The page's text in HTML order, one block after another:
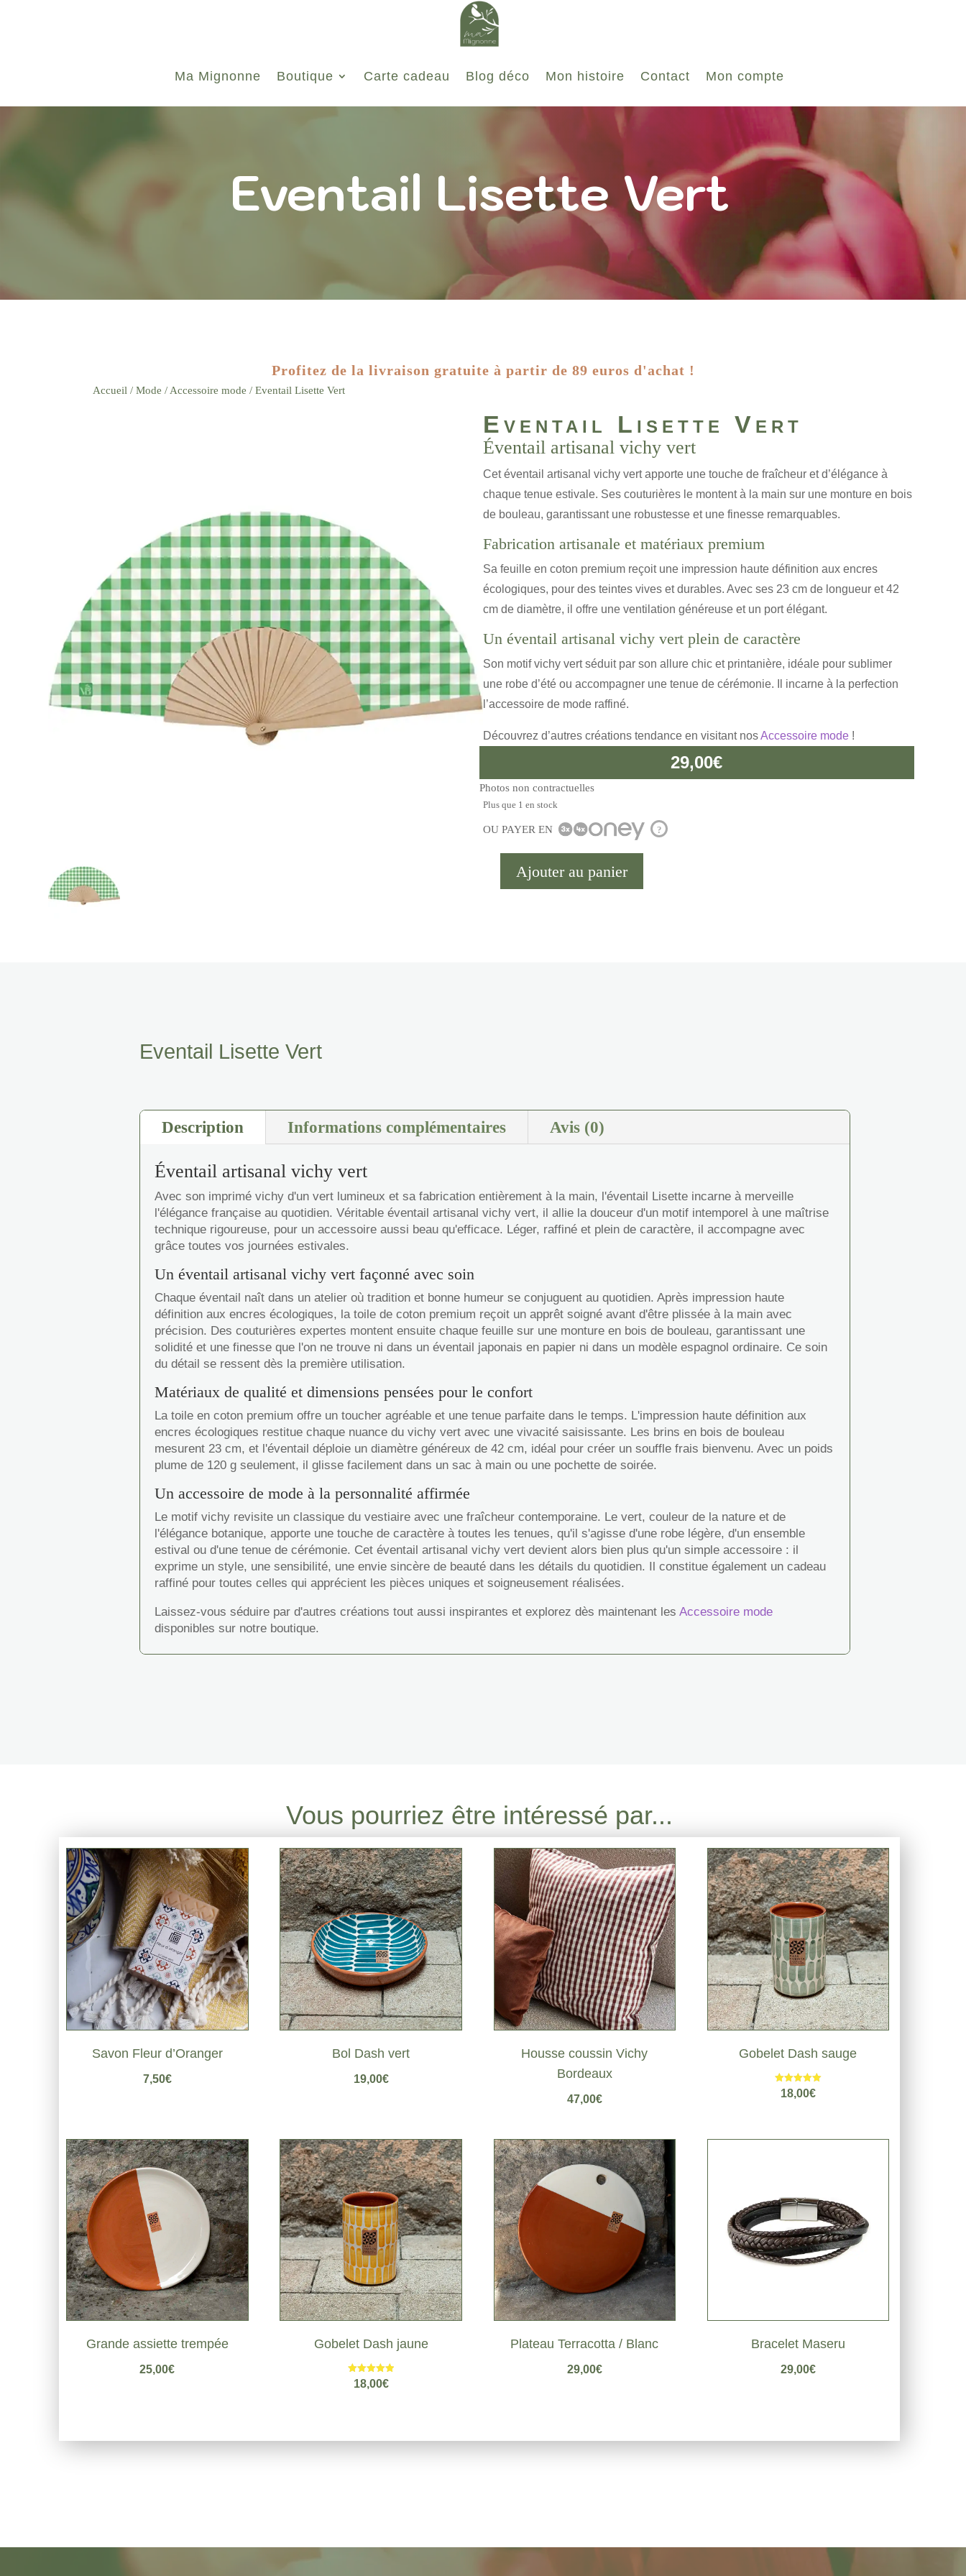
Ma Mignonne Boutique Carte cadeau Blog déco Mon histoire Contact Mon compte
Eventail Lisette Vert
Profitez de la livraison gratuite à partir de 89 euros d'achat !
Accueil /Mode / Accessoire mode / Eventail Lisette Vert
Eventail Lisette Vert
Éventail artisanal vichy vert
Cet éventail artisanal vichy vert apporte une touche de fraîcheur et d’élégance à
chaque tenue estivale. Ses couturières le montent à la main sur une monture en bois
de bouleau, garantissant une robustesse et une finesse remarquables.
Fabrication artisanale et matériaux premium
Sa feuille en coton premium reçoit une impression haute définition aux encres
écologiques, pour des teintes vives et durables. Avec ses 23 cm de longueur et 42
cm de diamètre, il offre une ventilation généreuse et un port élégant.
Un éventail artisanal vichy vert plein de caractère
Son motif vichy vert séduit par son allure chic et printanière, idéale pour sublimer
une robe d’été ou accompagner une tenue de cérémonie. Il incarne à la perfection
l’accessoire de mode raffiné.
Découvrez d’autres créations tendance en visitant nosAccessoire mode !
29,00€
Photos non contractuelles
Plus que 1 en stock
OU PAYER EN ?
Ajouter au panier
Eventail Lisette Vert
Description Informations complémentaires Avis (0)
Éventail artisanal vichy vert
Avec son imprimé vichy d'un vert lumineux et sa fabrication entièrement à la main, l'éventail Lisette incarne à merveille
l'élégance française au quotidien. Véritable éventail artisanal vichy vert, il allie la douceur d'un motif intemporel à une maîtrise
technique rigoureuse, pour un accessoire aussi beau qu'efficace. Léger, raffiné et plein de caractère, il accompagne avec
grâce toutes vos journées estivales.
Un éventail artisanal vichy vert façonné avec soin
Chaque éventail naît dans un atelier où tradition et bonne humeur se conjuguent au quotidien. Après impression haute
définition aux encres écologiques, la toile de coton premium reçoit un apprêt soigné avant d'être plissée à la main avec
précision. Des couturières expertes montent ensuite chaque feuille sur une monture en bois de bouleau, garantissant une
solidité et une finesse que l'on ne trouve ni dans un éventail japonais en papier ni dans un modèle espagnol ordinaire. Ce soin
du détail se ressent dès la première utilisation.
Matériaux de qualité et dimensions pensées pour le confort
La toile en coton premium offre un toucher agréable et une tenue parfaite dans le temps. L'impression haute définition aux
encres écologiques restitue chaque nuance du vichy vert avec une vivacité saisissante. Les brins en bois de bouleau
mesurent 23 cm, et l'éventail déploie un diamètre généreux de 42 cm, idéal pour créer un souffle frais bienvenu. Avec un poids
plume de 120 g seulement, il glisse facilement dans un sac à main ou une pochette de soirée.
Un accessoire de mode à la personnalité affirmée
Le motif vichy revisite un classique du vestiaire avec une fraîcheur contemporaine. Le vert, couleur de la nature et de
l'élégance botanique, apporte une touche de caractère à toutes les tenues, qu'il s'agisse d'une robe légère, d'un ensemble
estival ou d'une tenue de cérémonie. Cet éventail artisanal vichy vert devient alors bien plus qu'un simple accessoire : il
exprime un style, une sensibilité, une envie sincère de beauté dans les détails du quotidien. Il constitue également un cadeau
raffiné pour toutes celles qui apprécient les pièces uniques et soigneusement réalisées.
Laissez-vous séduire par d'autres créations tout aussi inspirantes et explorez dès maintenant les Accessoire mode
disponibles sur notre boutique.
Vous pourriez être intéressé par...
Savon Fleur d’Oranger
7,50€
Bol Dash vert
19,00€
Housse coussin Vichy
Bordeaux
47,00€
Gobelet Dash sauge
Note
5.00
18,00€
Grande assiette trempée
25,00€
Gobelet Dash jaune
Note
5.00
18,00€
Plateau Terracotta / Blanc
29,00€
Bracelet Maseru
29,00€